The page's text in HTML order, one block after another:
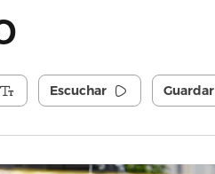
Escuchar Guardar